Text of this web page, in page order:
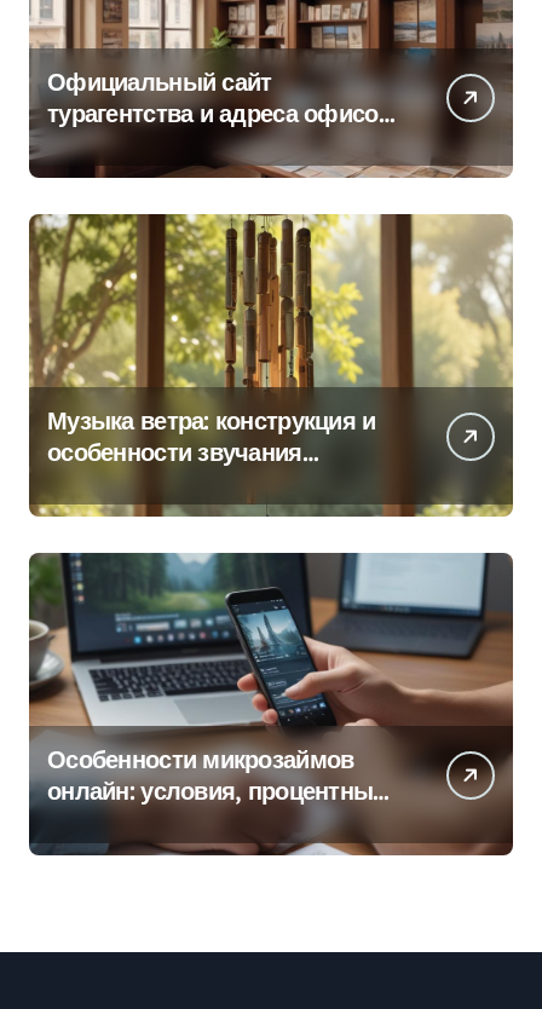
Официальный сайт
турагентства и адреса офисов
продаж по регионам
Музыка ветра: конструкция и
особенности звучания
Особенности микрозаймов
онлайн: условия, процентные
ставки и порядок оформления